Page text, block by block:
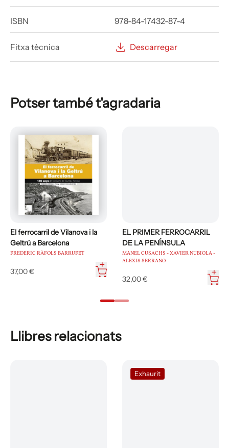
ISBN 978-84-17432-87-4
Fitxa tècnica Descarregar
Potser també t'agradaria
El ferrocarril de Vilanova i la
Geltrú a Barcelona
FREDERIC RÀFOLS BARRUFET
37,00 €
EL PRIMER FERROCARRIL
DE LA PENÍNSULA
MANEL CUSACHS - XAVIER NUBIOLA -
ALEXIS SERRANO
32,00 €
Llibres relacionats
Exhaurit